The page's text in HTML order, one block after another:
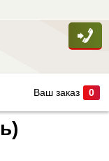
Ваш заказ 0